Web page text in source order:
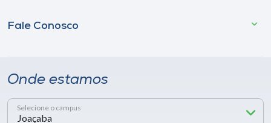
Fale Conosco
Onde estamos
Selecione o campus